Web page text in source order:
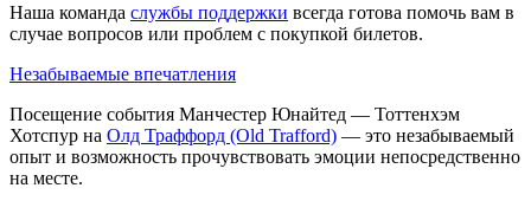
Наша команда службы поддержки всегда готова помочь вам в
случае вопросов или проблем с покупкой билетов.
Незабываемые впечатления
Посещение события Манчестер Юнайтед — Тоттенхэм
Хотспур на Олд Траффорд (Old Trafford) — это незабываемый
опыт и возможность прочувствовать эмоции непосредственно
на месте.